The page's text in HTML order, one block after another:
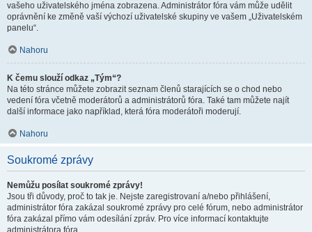
vašeho uživatelského jména zobrazena. Administrátor fóra vám může udělit
oprávnění ke změně vaší výchozí uživatelské skupiny ve vašem „Uživatelském
panelu“.
Nahoru
K čemu slouží odkaz „Tým“?
Na této stránce můžete zobrazit seznam členů starajících se o chod nebo
vedení fóra včetně moderátorů a administrátorů fóra. Také tam můžete najít
další informace jako například, která fóra moderátoři moderují.
Nahoru
Soukromé zprávy
Nemůžu posílat soukromé zprávy!
Jsou tři důvody, proč to tak je. Nejste zaregistrovaní a/nebo přihlášení,
administrátor fóra zakázal soukromé zprávy pro celé fórum, nebo administrátor
fóra zakázal přímo vám odesílání zpráv. Pro více informací kontaktujte
administrátora fóra.